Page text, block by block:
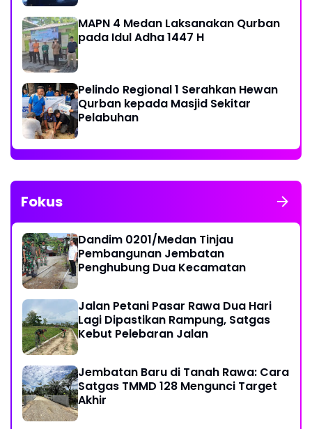
MAPN 4 Medan Laksanakan Qurban
pada Idul Adha 1447 H
Pelindo Regional 1 Serahkan Hewan
Qurban kepada Masjid Sekitar
Pelabuhan
Fokus
Dandim 0201/Medan Tinjau
Pembangunan Jembatan
Penghubung Dua Kecamatan
Jalan Petani Pasar Rawa Dua Hari
Lagi Dipastikan Rampung, Satgas
Kebut Pelebaran Jalan
Jembatan Baru di Tanah Rawa: Cara
Satgas TMMD 128 Mengunci Target
Akhir